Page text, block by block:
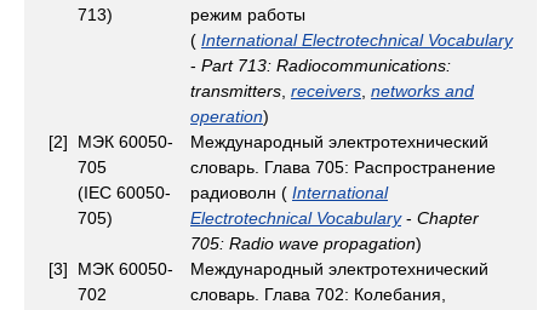
713)
режим работы
( International Electrotechnical Vocabulary
- Part 713: Radiocommunications:
transmitters receivers networks and
operation)
[2]
МЭК 60050-
705
(IEC 60050-
705)
Международный электротехнический
словарь. Глава 705: Распространение
радиоволн ( International
Electrotechnical Vocabulary- Chapter
705: Radio wave propagation)
[3]
МЭК 60050-
702
Международный электротехнический
словарь. Глава 702: Колебания,